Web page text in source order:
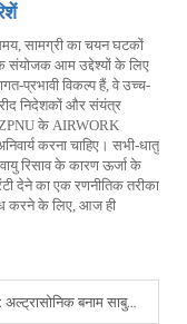
सामग्री का चयन घटकों
संयोजक आम उद्देश्यों के लिए
प्रभावी विकल्प हैं, वे उच्च-
निदेशकों और संयंत्र
JZPNU के AIRWORK
करना चाहिए। सभी-धातु
रिसाव के कारण ऊर्जा के
देने का एक रणनीतिक तरीका
करने के लिए, आज ही
बनाम साबुन-बुलबुला विधि